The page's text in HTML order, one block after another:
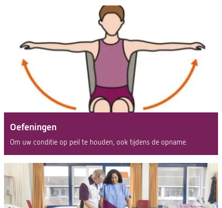
Oefeningen
Om uw conditie op peil te houden, ook tijdens de opname.